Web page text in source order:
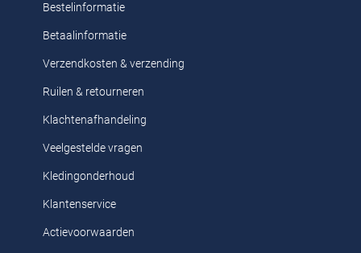
Bestelinformatie
Betaalinformatie
Verzendkosten & verzending
Ruilen & retourneren
Klachtenafhandeling
Veelgestelde vragen
Kledingonderhoud
Klantenservice
Actievoorwaarden